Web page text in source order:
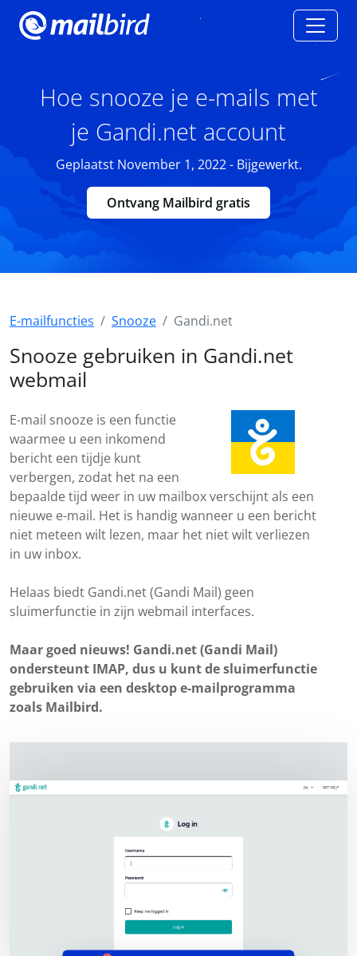
Hoe snooze je e-mails met
je Gandi.net account
Geplaatst November 1, 2022 - Bijgewerkt.
Ontvang Mailbird gratis
E-mailfuncties Snooze Gandi.net
Snooze gebruiken in Gandi.net
webmail
E-mail snooze is een functie
waarmee u een inkomend
bericht een tijdje kunt
verbergen, zodat het na een
bepaalde tijd weer in uw mailbox verschijnt als een
nieuwe e-mail. Het is handig wanneer u een bericht
niet meteen wilt lezen, maar het niet wilt verliezen
in uw inbox.
Helaas biedt Gandi.net (Gandi Mail) geen
sluimerfunctie in zijn webmail interfaces.
Maar goed nieuws! Gandi.net (Gandi Mail)
ondersteunt IMAP, dus u kunt de sluimerfunctie
gebruiken via een desktop e-mailprogramma
zoals Mailbird.